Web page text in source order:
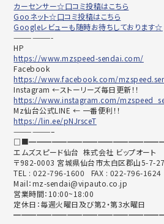
カーセンサー☆口コミ投稿はこちら
Gooネット☆口コミ投稿はこちら
Googleレビューも随時お待ちしております☆
——————-
HP
https://www.mzspeed-sendai.com/
Facebook
https://www.facebook.com/
Instagram ←ストーリーズ毎日更新！！
https://www.instagram.com/
Mz仙台公式LINE ← 一番便利！！
https://lin.ee/pNJrsceT
——————–
エムズスピード仙台 株式会社 ビップオート
〒982-0003 宮城県仙台市太白区郡山5-7-27
TEL : 022-796-1600 FAX : 022-796-1624
Mail：mz-sendai@vipauto.co.jp
営業時間：10:00~18:00
定休日：毎週火曜日及び第2・第3水曜日